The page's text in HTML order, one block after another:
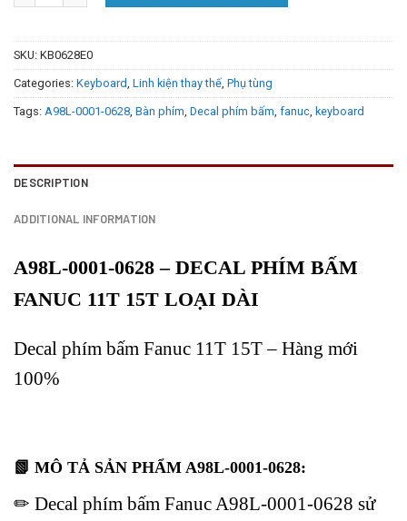
SKU: KB0628E0
Categories: Keyboard Linh kiện thay thế Phụ tùng
Tags: A98L-0001-0628 Bàn phím Decal phím bấm fanuc keyboard
DESCRIPTION
ADDITIONAL INFORMATION
A98L-0001-0628 – DECAL PHÍM BẤM
FANUC 11T 15T LOẠI DÀI
Decal phím bấm Fanuc 11T 15T – Hàng mới
100%
📗 MÔ TẢ SẢN PHẨM A98L-0001-0628:
✏ Decal phím bấm Fanuc A98L-0001-0628 sử